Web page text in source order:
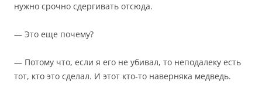
нужно срочно сдергивать отсюда.
— Это еще почему?
— Потому что, если я его не убивал, то неподалеку есть
тот, кто это сделал. И этот кто-то наверняка медведь.